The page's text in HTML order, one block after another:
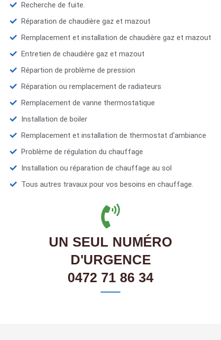
Recherche de fuite.
Réparation de chaudière gaz et mazout
Remplacement et installation de chaudière gaz et mazout
Entretien de chaudière gaz et mazout
Répartion de problème de pression
Réparation ou remplacement de radiateurs
Remplacement de vanne thermostatique
Installation de boiler
Remplacement et installation de thermostat d'ambiance
Problème de régulation du chauffage
Installation ou réparation de chauffage au sol
Tous autres travaux pour vos besoins en chauffage.
UN SEUL NUMÉRO
D'URGENCE
0472 71 86 34